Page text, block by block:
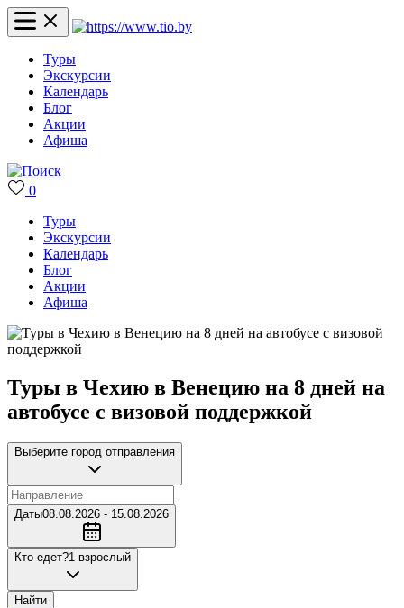
Туры
Экскурсии
Календарь
Блог
Акции
Афиша
0
Туры
Экскурсии
Календарь
Блог
Акции
Афиша
Туры в Чехию в Венецию на 8 дней на
автобусе с визовой поддержкой
Выберите город отправления
Даты08.08.2026 - 15.08.2026
Кто едет?1 взрослый
Найти